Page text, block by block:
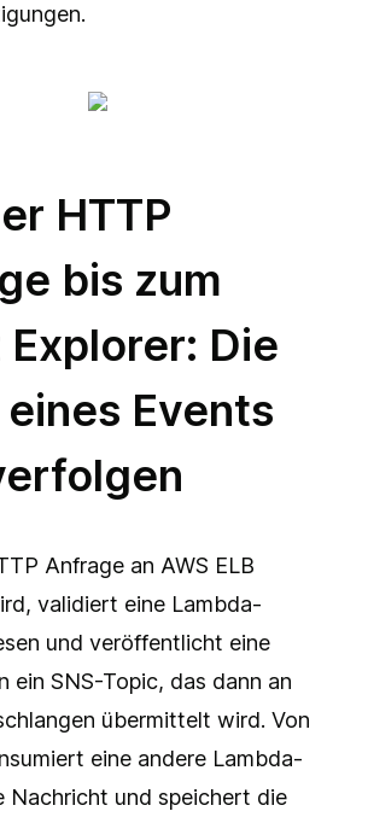
HTTP
bis zum
Explorer: Die
eines Events
Anfrage an AWS ELB
validiert eine Lambda-
und veröffentlicht eine
ein SNS-Topic, das dann an
übermittelt wird. Von
eine andere Lambda-
Nachricht und speichert die